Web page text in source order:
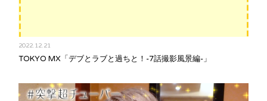
2022.12.21
TOKYO MX「デブとラブと過ちと！-7話撮影風景編-」